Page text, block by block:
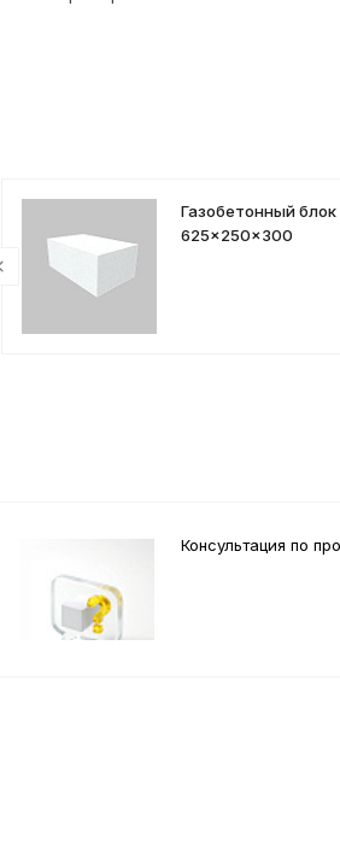
Газобетонный
625x250x300
Консультация по